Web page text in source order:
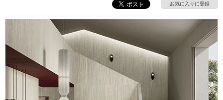
ウッドデッキ フローリング・床材
インテリア・
照明 ペット用品
内装用建材 パネル・壁材
名古屋ショールーム 京都ショールーム
福岡 ショールーム 札幌スマート
ショールー
ム
横浜スマートショールー
ウェルビーみのお
BOX
初めての方へ
よくある質問 お問い合わせ
修理お問い合わせ クレーム公開
説明書・図面検索 水まわり
その他サービス
ミラタップと 創る家
工事会社紹介Coziコンシ
ェルジュ
自分らしい家づくり
SUVACO
最高のリノベ会社が
かる
リノベりす
お気に入りに登録